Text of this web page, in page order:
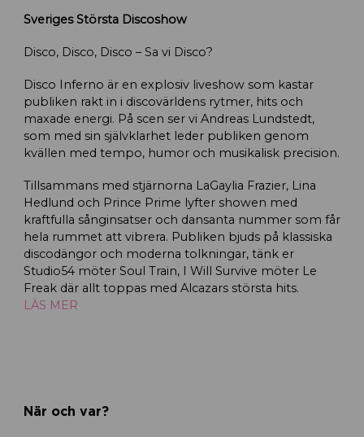
Sveriges Största Discoshow
Disco, Disco, Disco – Sa vi Disco?
Disco Inferno är en explosiv liveshow som kastar
publiken rakt in i discovärldens rytmer, hits och
maxade energi. På scen ser vi Andreas Lundstedt,
som med sin självklarhet leder publiken genom
kvällen med tempo, humor och musikalisk precision.
Tillsammans med stjärnorna LaGaylia Frazier, Lina
Hedlund och Prince Prime lyfter showen med
kraftfulla sånginsatser och dansanta nummer som får
hela rummet att vibrera. Publiken bjuds på klassiska
discodängor och moderna tolkningar, tänk er
Studio54 möter Soul Train, I Will Survive möter Le
Freak där allt toppas med Alcazars största hits.
LÄS MER
När och var?